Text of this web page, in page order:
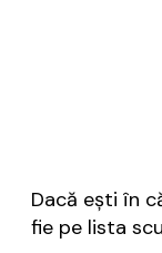
Dacă ești în
fie pe lista